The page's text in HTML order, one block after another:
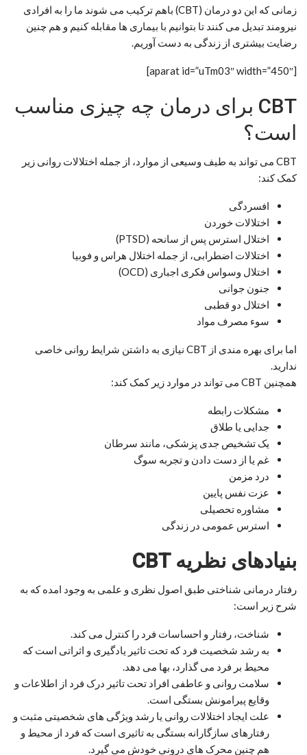
زمانی که این دو درمان (CBT) باهم ترکیب می شوند ما را به افرادی
نیرومند تبدیل می کنند تا بتوانیم با بیماری ها مقابله کنیم و هم چنین
رضایت بیشتری از زندگی به دست آوریم.
[aparat id=”uTm03″ width=”450″]
CBT برای درمان چه چیزی مناسب
است؟
CBT می تواند به طیف وسیعی از موارد، از جمله اختلالات روانی زیر
کمک کند:
افسردگی
اختلالات خوردن
اختلال استرس پس از سانحه (PTSD)
اختلالات اضطرابی، از جمله اختلال هراس و فوبیا
اختلال وسواس فکری اجباری (OCD)
جنون جوانی
اختلال دو قطبی
سوء مصرف مواد
اما برای بهره مندی از CBT نیازی به داشتن شرایط روانی خاصی
ندارید.
همچنین CBT می تواند در موارد زیر کمک کند:
مشکلات رابطه
جدایی یا طلاق
یک تشخیص جدی پزشکی، مانند سرطان
غم یا از دست دادن و تجربه سوگ
درد مزمن
عزت نفس پایین
مشاوره تحصیلی
استرس عمومی در زندگی
بنیادهای نظریه CBT
رفتار درمانی شناختی طبق اصول نظری و علمی به وجود امده که به
شرح زیر است:
شناخت، رفتار و احساسات فرد را کنترل می کند.
به رشد شخصیت فرد که تحت تاثیر یادگیری و اثراتی است که
محیط بر فرد می گذارد، بها می دهد.
سلامت روانی و عاطفی افراد تحت تاثیر درک فرد از اطلاعات و
وقایع پیرامونش بستگی است.
علت ایجاد اختلالات روانی یا رشد ویژگی های شخصیتی مثبت و
رفتارهای سازگارانه بستگی به تاثیری است که فرد از محیط و
هم چنین محرک های درونی خودش می گیرد.